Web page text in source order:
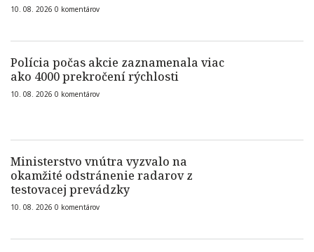
10. 08. 2026 0 komentárov
Polícia počas akcie zaznamenala viac
ako 4000 prekročení rýchlosti
10. 08. 2026 0 komentárov
Ministerstvo vnútra vyzvalo na
okamžité odstránenie radarov z
testovacej prevádzky
10. 08. 2026 0 komentárov